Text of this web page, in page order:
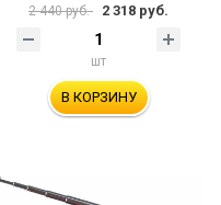
2 440 руб. 2 318 руб.
шт
В КОРЗИНУ